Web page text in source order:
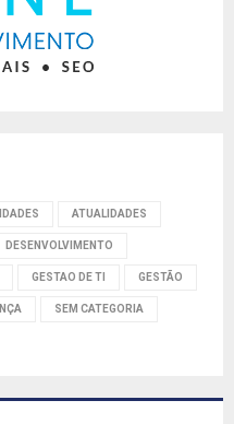
ATUALIDADES
DESENVOLVIMENTO
GESTAO DE TI GESTÃO
SEM CATEGORIA